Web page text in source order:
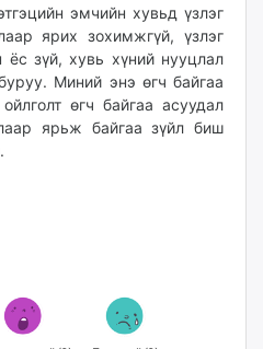
эмчийн хувьд үзлэг
ярих зохимжгүй, үзлэг
зүй, хувь хүний нууцлал
Миний энэ өгч байгаа
өгч байгаа асуудал
ярьж байгаа зүйл биш